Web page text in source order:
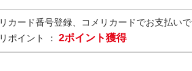
カード番号登録、コメリカードでお支払いで
ポイント ： 2ポイント獲得